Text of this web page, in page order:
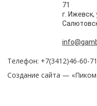
71
г. Ижевск,
Телефон: +7(3412)46-60-
Создание сайта —